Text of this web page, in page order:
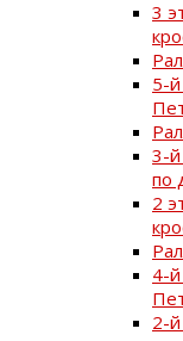
3
5-
3-
по
2
4-
2-